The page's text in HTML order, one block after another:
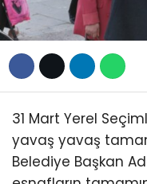
31 Mart Yerel
yavaş yavaş
Belediye Başkan